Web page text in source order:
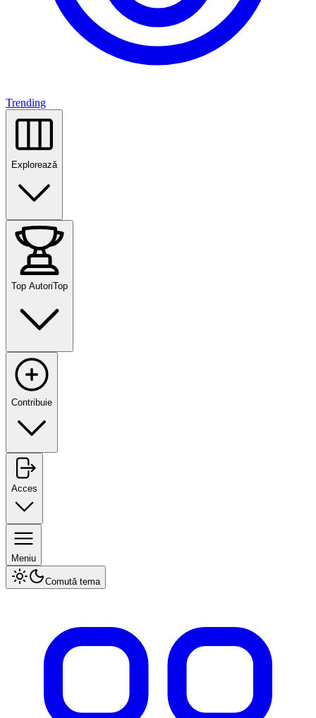
Trending
Explorează
Top AutoriTop
Contribuie
Acces
Meniu
Comută tema